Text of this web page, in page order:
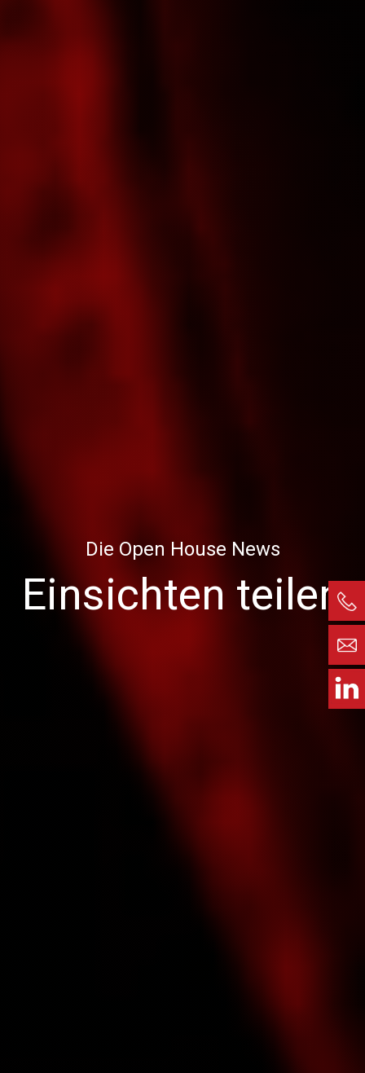
Die Open House News
Einsichten teilen